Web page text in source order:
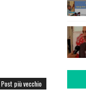
Post più vecchio